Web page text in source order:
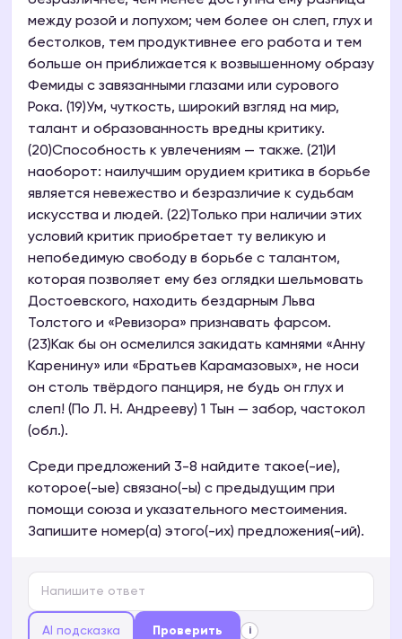
между розой и лопухом; чем более он слеп, глух и
бестолков, тем продуктивнее его работа и тем
больше он приближается к возвышенному образу
Фемиды с завязанными глазами или сурового
Рока. (19)Ум, чуткость, широкий взгляд на мир,
талант и образованность вредны критику.
(20)Способность к увлечениям — также. (21)И
наоборот: наилучшим орудием критика в борьбе
является невежество и безразличие к судьбам
искусства и людей. (22)Только при наличии этих
условий критик приобретает ту великую и
непобедимую свободу в борьбе с талантом,
которая позволяет ему без оглядки шельмовать
Достоевского, находить бездарным Льва
Толстого и «Ревизора» признавать фарсом.
(23)Как бы он осмелился закидать камнями «Анну
Каренину» или «Братьев Карамазовых», не носи
он столь твёрдого панциря, не будь он глух и
слеп! (По Л. Н. Андрееву) 1 Тын — забор, частокол
(обл.).
Среди предложений 3-8 найдите такое(-ие),
которое(-ые) связано(-ы) с предыдущим при
помощи союза и указательного местоимения.
Запишите номер(а) этого(-их) предложения(-ий).
AI подсказка Проверить i